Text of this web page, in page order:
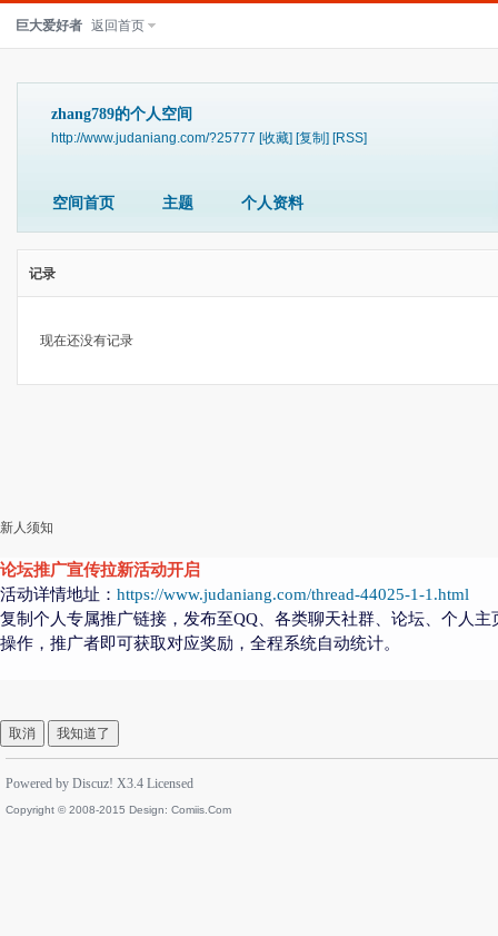
巨大爱好者 返回首页
zhang789的个人空间
http://www.judaniang.com/?25777 [收藏] [复制] [RSS]
空间首页 主题 个人资料
记录
现在还没有记录
新人须知
论坛推广宣传拉新活动开启
活动详情地址： https://www.judaniang.com/thread-44025-1-1.html
复制个人专属推广链接，发布至QQ、各类聊天社群、论坛、个人
操作，推广者即可获取对应奖励，全程系统自动统计。
取消 我知道了
Powered by Discuz! X3.4 Licensed
Copyright © 2008-2015 Design: Comiis.Com